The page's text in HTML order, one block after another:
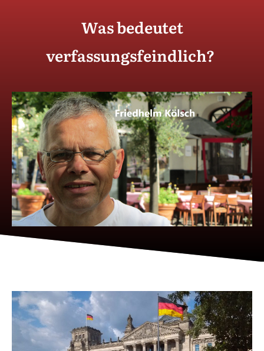
Was bedeutet
verfassungsfeindlich?